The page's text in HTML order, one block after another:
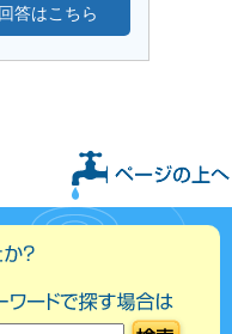
答はこちら